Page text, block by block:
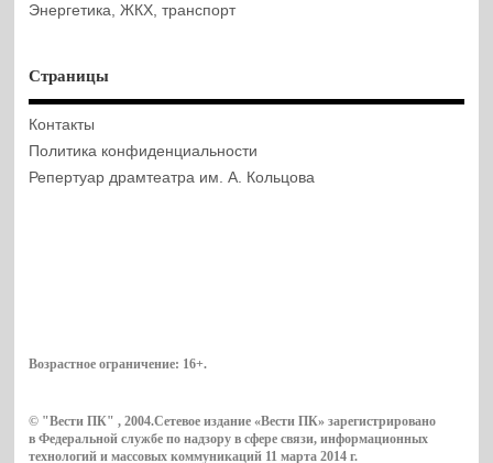
Энергетика, ЖКХ, транспорт
Страницы
Контакты
Политика конфиденциальности
Репертуар драмтеатра им. А. Кольцова
Возрастное ограничение: 16+.
© "Вести ПК" , 2004.Сетевое издание «Вести ПК» зарегистрировано
в Федеральной службе по надзору в сфере связи, информационных
технологий и массовых коммуникаций 11 марта 2014 г.